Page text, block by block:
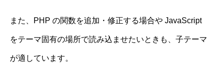
また、PHP の関数を追加・修正する場合や JavaScript
をテーマ固有の場所で読み込ませたいときも、子テーマ
が適しています。